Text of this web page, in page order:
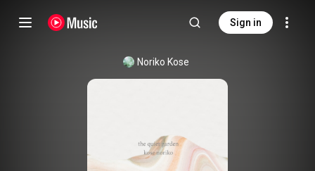
Sign in
Noriko Kose